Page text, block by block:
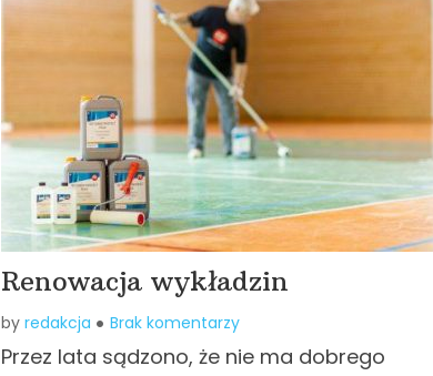
Renowacja wykładzin
by redakcja Brak komentarzy
Przez lata sądzono, że nie ma dobrego